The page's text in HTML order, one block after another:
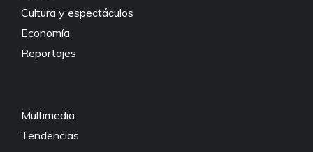
Cultura y espectáculos
Economía
Reportajes
Multimedia
Tendencias